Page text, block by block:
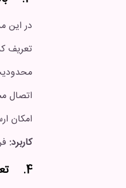
در این
تعریف
اتصال
امکان
کاربرد:
4. تعریف پلکانی و شبکه‌ای